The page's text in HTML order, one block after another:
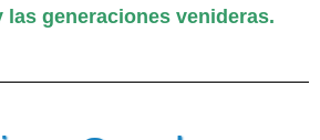
las generaciones venideras.